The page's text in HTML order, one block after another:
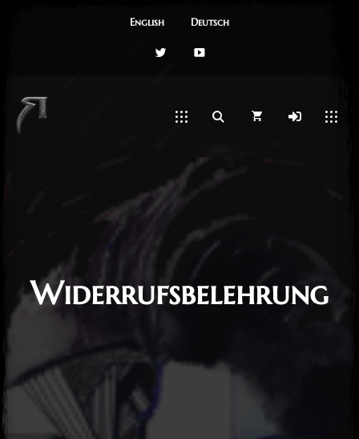
English Deutsch
Twitter YouTube
Widerrufsbelehrung